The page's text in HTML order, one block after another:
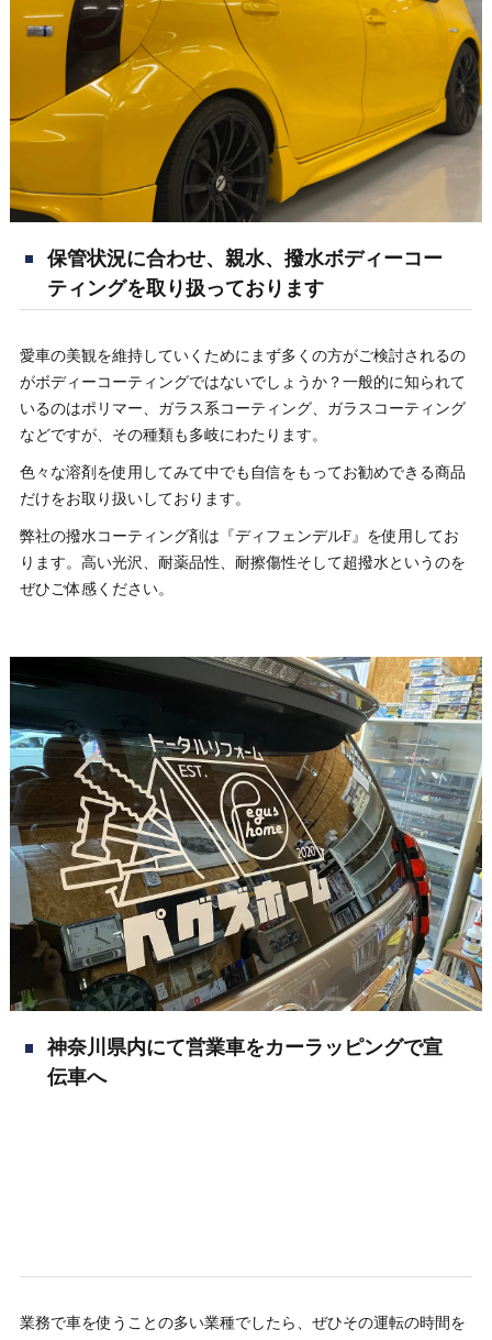
保管状況に合わせ、親水、撥水ボディーコー
ティングを取り扱っております
愛車の美観を維持していくためにまず多くの方がご検討されるの
がボディーコーティングではないでしょうか？一般的に知られて
いるのはポリマー、ガラス系コーティング、ガラスコーティング
などですが、その種類も多岐にわたります。
色々な溶剤を使用してみて中でも自信をもってお勧めできる商品
だけをお取り扱いしております。
弊社の撥水コーティング剤は『ディフェンデルF』を使用してお
ります。高い光沢、耐薬品性、耐擦傷性そして超撥水というのを
ぜひご体感ください。
神奈川県内にて営業車をカーラッピングで宣
伝車へ
業務で車を使うことの多い業種でしたら、ぜひその運転の時間を